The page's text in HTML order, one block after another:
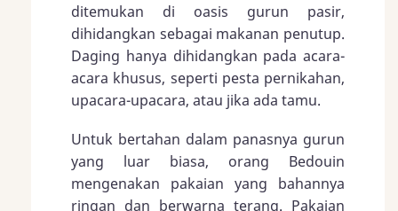
ditemukan di oasis gurun pasir,
dihidangkan sebagai makanan penutup.
Daging hanya dihidangkan pada acara-
acara khusus, seperti pesta pernikahan,
upacara-upacara, atau jika ada tamu.
Untuk bertahan dalam panasnya gurun
yang luar biasa, orang Bedouin
mengenakan pakaian yang bahannya
ringan dan berwarna terang. Pakaian